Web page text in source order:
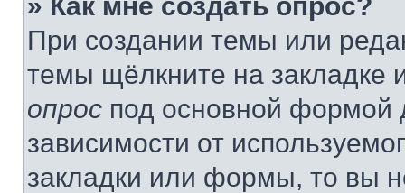
При создании темы или
темы щёлкните на
опрос под основной формой
зависимости от
закладки или формы, то вы